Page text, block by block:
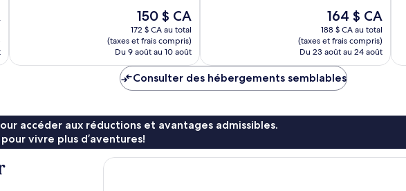
Le
prix
est
de
150 $ CA
150 $ CA
172 $ CA au total
(taxes et frais compris)
Du 9 août au 10 août
Le
prix
est
de
164 $ CA
164 $ CA
188 $ CA au total
(taxes et frais compris)
Du 23 août au 24 août
Consulter des hébergements semblables
accéder aux réductions et avantages admissibles.
vivre plus d’aventures!